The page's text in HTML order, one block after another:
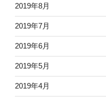
2019年8月
2019年7月
2019年6月
2019年5月
2019年4月